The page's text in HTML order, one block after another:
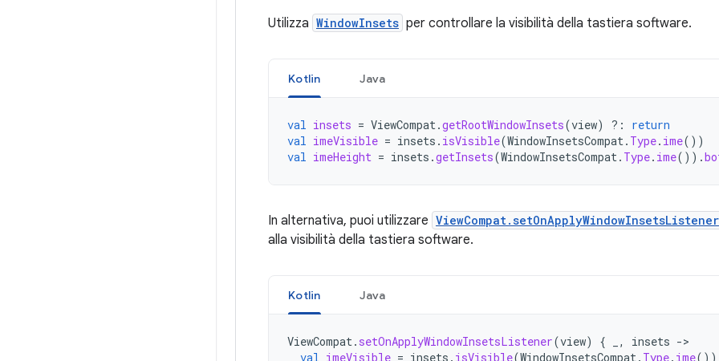
Utilizza WindowInsets per controllare la visibilità della tastiera software.
Kotlin Java
val insets = ViewCompat.getRootWindowInsets(view) ?:
return
val imeVisible = insets . isVisible(WindowInsetsCompat. Type. ime())
val imeHeight = insets .getInsets(WindowInsetsCompat. Type. ime()).
In alternativa, puoi utilizzare ViewCompat.setOnApplyWindowInsetsListener
alla visibilità della tastiera software.
Kotlin Java
ViewCompat. setOnApplyWindowInsetsListener(view) { , insets ->
val imeVisible = insets . isVisible(WindowInsetsCompat . Type. ime())